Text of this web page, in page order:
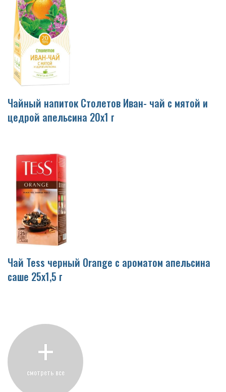
Чайный напиток Столетов Иван- чай с мятой и
цедрой апельсина 20х1 г
Чай Tess черный Orange с ароматом апельсина
саше 25х1,5 г
+
смотреть все